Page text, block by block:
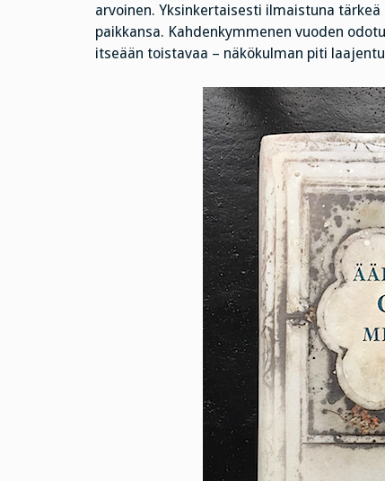
arvoinen. Yksinkertaisesti ilmaistuna
paikkansa. Kahdenkymmenen vuoden
itseään toistavaa – näkökulman piti